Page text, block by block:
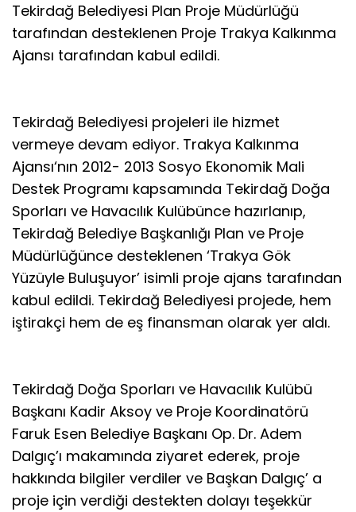
Tekirdağ Belediyesi Plan Proje Müdürlüğü
tarafından desteklenen Proje Trakya Kalkınma
Ajansı tarafından kabul edildi.
Tekirdağ Belediyesi projeleri ile hizmet
vermeye devam ediyor. Trakya Kalkınma
Ajansı‘nın 2012- 2013 Sosyo Ekonomik Mali
Destek Programı kapsamında Tekirdağ Doğa
Sporları ve Havacılık Kulübünce hazırlanıp,
Tekirdağ Belediye Başkanlığı Plan ve Proje
Müdürlüğünce desteklenen ‘Trakya Gök
Yüzüyle Buluşuyor’ isimli proje ajans tarafından
kabul edildi. Tekirdağ Belediyesi projede, hem
iştirakçi hem de eş finansman olarak yer aldı.
Tekirdağ Doğa Sporları ve Havacılık Kulübü
Başkanı Kadir Aksoy ve Proje Koordinatörü
Faruk Esen Belediye Başkanı Op. Dr. Adem
Dalgıç’ı makamında ziyaret ederek, proje
hakkında bilgiler verdiler ve Başkan Dalgıç’ a
proje için verdiği destekten dolayı teşekkür